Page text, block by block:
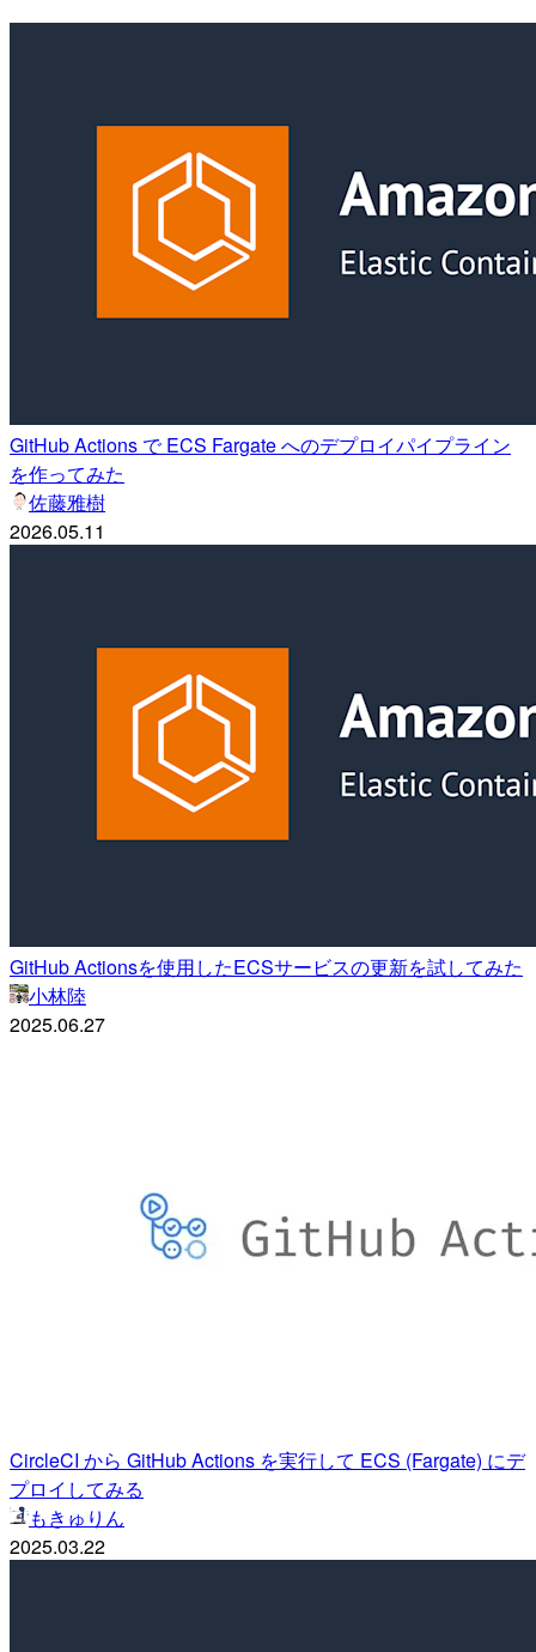
GitHub Actions で ECS Fargate へのデプロイパイプライン
を作ってみた
佐藤雅樹
2026.05.11
GitHub Actionsを使用したECSサービスの更新を試してみた
小林陸
2025.06.27
CircleCI から GitHub Actions を実行して ECS (Fargate) にデ
プロイしてみる
もきゅりん
2025.03.22